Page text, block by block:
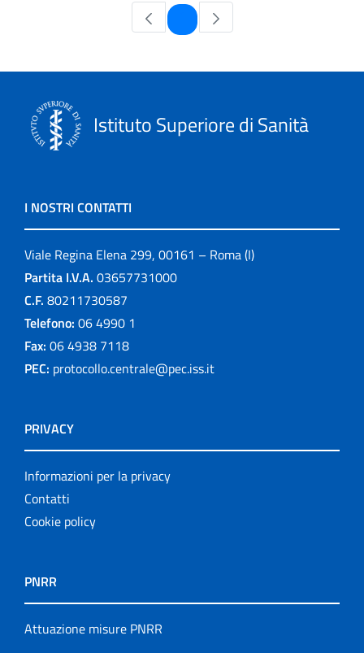
Pagina
Istituto Superiore di Sanità
I NOSTRI CONTATTI
Viale Regina Elena 299, 00161 – Roma (I)
Partita I.V.A. 03657731000
C.F. 80211730587
Telefono: 06 4990 1
Fax: 06 4938 7118
PEC: protocollo.centrale@pec.iss.it
PRIVACY
Informazioni per la privacy
Contatti
Cookie policy
PNRR
Attuazione misure PNRR